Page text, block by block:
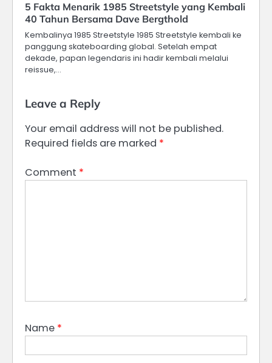
5 Fakta Menarik 1985 Streetstyle yang Kembali
40 Tahun Bersama Dave Bergthold
Kembalinya 1985 Streetstyle 1985 Streetstyle kembali ke
panggung skateboarding global. Setelah empat
dekade, papan legendaris ini hadir kembali melalui
reissue,…
Leave a Reply
Your email address will not be published.
Required fields are marked *
Comment *
Name *